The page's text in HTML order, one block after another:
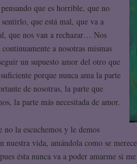
que es horrible, que no
que está mal, que va a
que nos van a rechazar… Nos
a nosotras mismas
un supuesto amor del otro que
porque nunca ama la parte
de nosotras, la parte que
la parte más necesitada de amor.
no la escuchemos y le demos
nuestra vida, amándola como se
ésta nunca va a poder amarme si